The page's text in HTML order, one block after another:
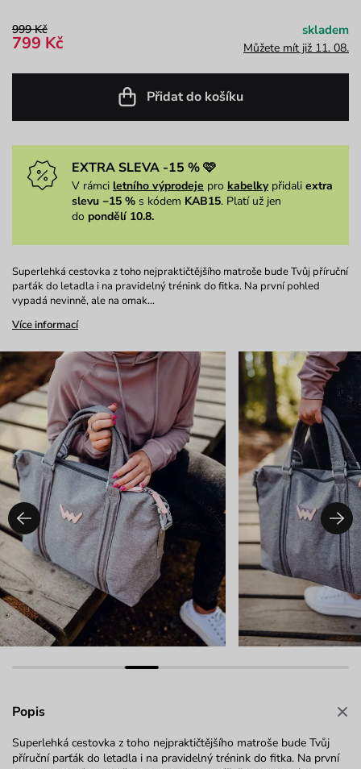
999 Kč
799 Kč
skladem
Můžete mít již 11. 08.
Přidat do košíku
EXTRA SLEVA -15 % 🩷
V rámci letního výprodeje pro kabelkypřidali extra
slevu −15 % s kódem KAB15. Platí už jen
do pondělí 10.8.
Superlehká cestovka z toho nejpraktičtějšího matroše bude Tvůj příruční
parťák do letadla i na pravidelný trénink do fitka. Na první pohled
vypadá nevinně, ale na omak…
Více informací
Popis
Superlehká cestovka z toho nejpraktičtějšího matroše bude Tvůj
příruční parťák do letadla i na pravidelný trénink do fitka. Na první